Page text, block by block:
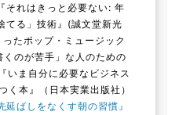
それはきっと必要ない: 年
てる」技術』(誠文堂新光
たポップ・ミュージック
のが苦手」な人のための
いま自分に必要なビジネス
く本』（日本実業出版社）
延ばしをなくす朝の習慣』